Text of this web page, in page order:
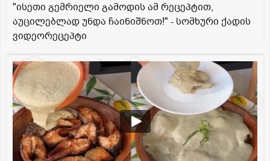
"ისეთი გემრიელი გამოდის ამ რეცეპტით,
აუცილებლად უნდა ჩაინიშნოთ!" - სომხური ქადის
ვიდეორეცეპტი